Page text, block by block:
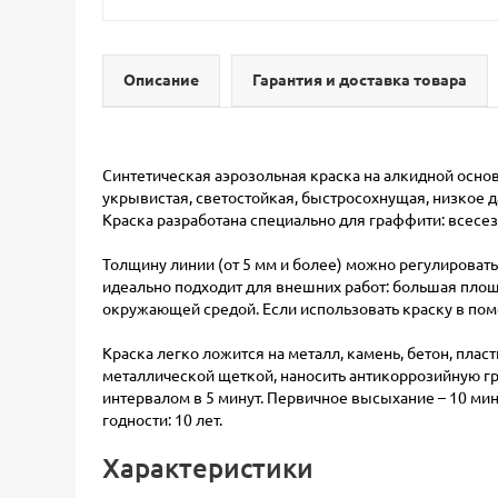
Описание Гарантия и доставка товара
Синтетическая аэрозольная краска на алкидной
укрывистая, светостойкая, быстросохнущая, низкое
Краска разработана специально для граффити:
Толщину линии (от 5 мм и более) можно
идеально подходит для внешних работ: большая
окружающей средой. Если использовать краску в
Краска легко ложится на металл, камень, бетон,
металлической щеткой, наносить антикоррозийную
интервалом в 5 минут. Первичное высыхание – 10
годности: 10 лет.
Характеристики